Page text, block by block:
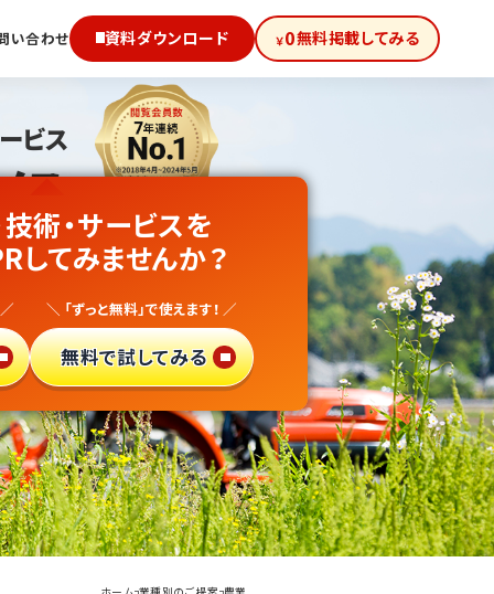
い合わせ 資料ダウンロード ￥0無料掲載してみる
ビス
!
イトで
術・サービスを
してみませんか？
＼ 「ずっと無料」で使えます！ ／
無料で試してみる